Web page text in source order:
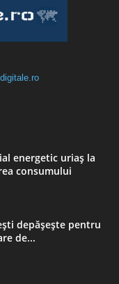
energetic uriaș la
consumului
depășește pentru
de...